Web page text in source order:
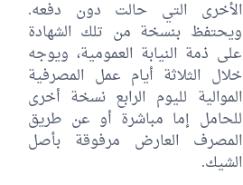
الأخرى التي حالت دون دفعه.
ويحتفظ بنسخة من تلك الشهادة
على ذمة النيابة العمومية، ويوجه
خلال الثلاثة أيام عمل المصرفية
الموالية لليوم الرابع نسخة أخرى
للحامل إما مباشرة أو عن طريق
المصرف العارض مرفوقة بأصل
الشيك.